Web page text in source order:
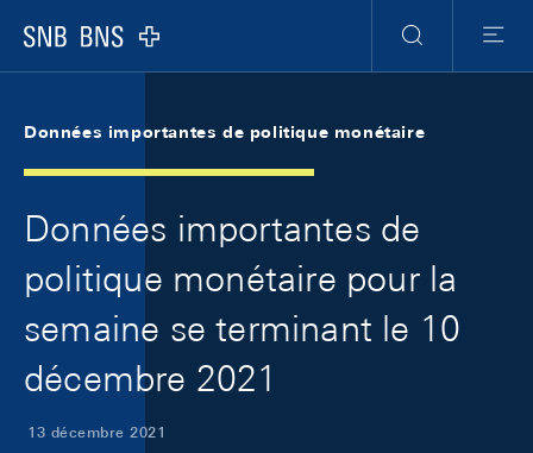
Logo
RechercheMenu
Données importantes de politique monétaire
Données importantes de
politique monétaire pour la
semaine se terminant le 10
décembre 2021
13 décembre 2021